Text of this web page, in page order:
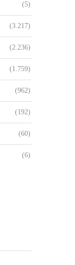
(5)
(3.217)
(2.236)
(1.759)
(962)
(192)
(60)
(6)